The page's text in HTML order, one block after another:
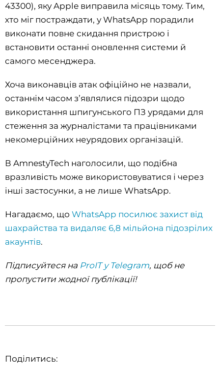
43300), яку Apple виправила місяць тому. Тим,
хто міг постраждати, у WhatsApp порадили
виконати повне скидання пристрою і
встановити останні оновлення системи й
самого месенджера.
Хоча виконавців атак офіційно не назвали,
останнім часом з’являлися підозри щодо
використання шпигунського ПЗ урядами для
стеження за журналістами та працівниками
некомерційних неурядових організацій.
В AmnestyTech наголосили, що подібна
вразливість може використовуватися і через
інші застосунки, а не лише WhatsApp.
Нагадаємо, що WhatsApp посилює захист від
шахрайства та видаляє 6,8 мільйона підозрілих
акаунтів.
Підписуйтеся на ProIT у Telegram, щоб не
пропустити жодної публікації!
Поділитись: